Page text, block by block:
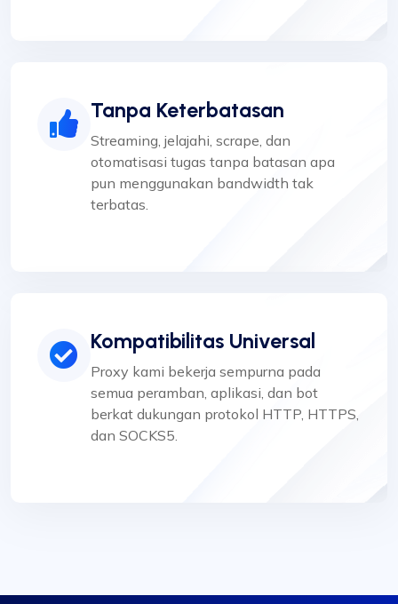
Tanpa Keterbatasan
Streaming, jelajahi, scrape, dan
otomatisasi tugas tanpa batasan apa
pun menggunakan bandwidth tak
terbatas.
Kompatibilitas Universal
Proxy kami bekerja sempurna pada
semua peramban, aplikasi, dan bot
berkat dukungan protokol HTTP, HTTPS,
dan SOCKS5.